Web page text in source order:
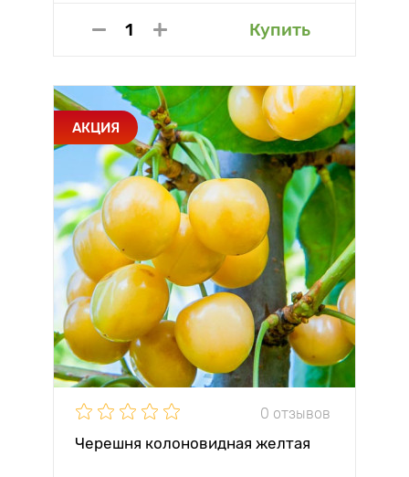
Купить
АКЦИЯ
0 отзывов
Черешня колоновидная желтая